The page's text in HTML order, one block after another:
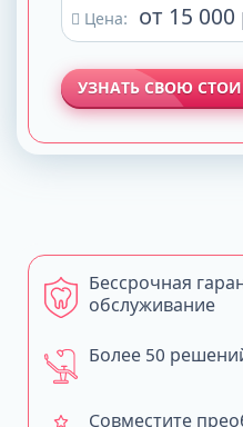
Цена: от 15 000
УЗНАТЬ СВОЮ
Совместите
Бессрочная
обслуживание
Более 50